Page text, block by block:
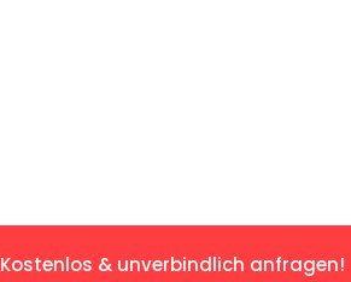
Kostenlos & unverbindlich anfragen!